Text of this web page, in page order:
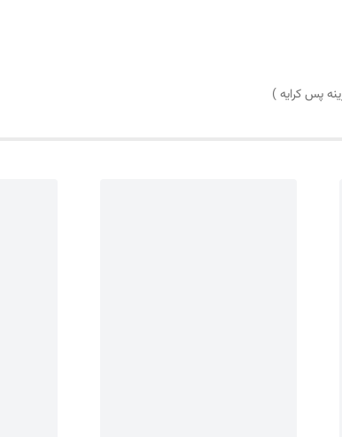
پس کرایه )